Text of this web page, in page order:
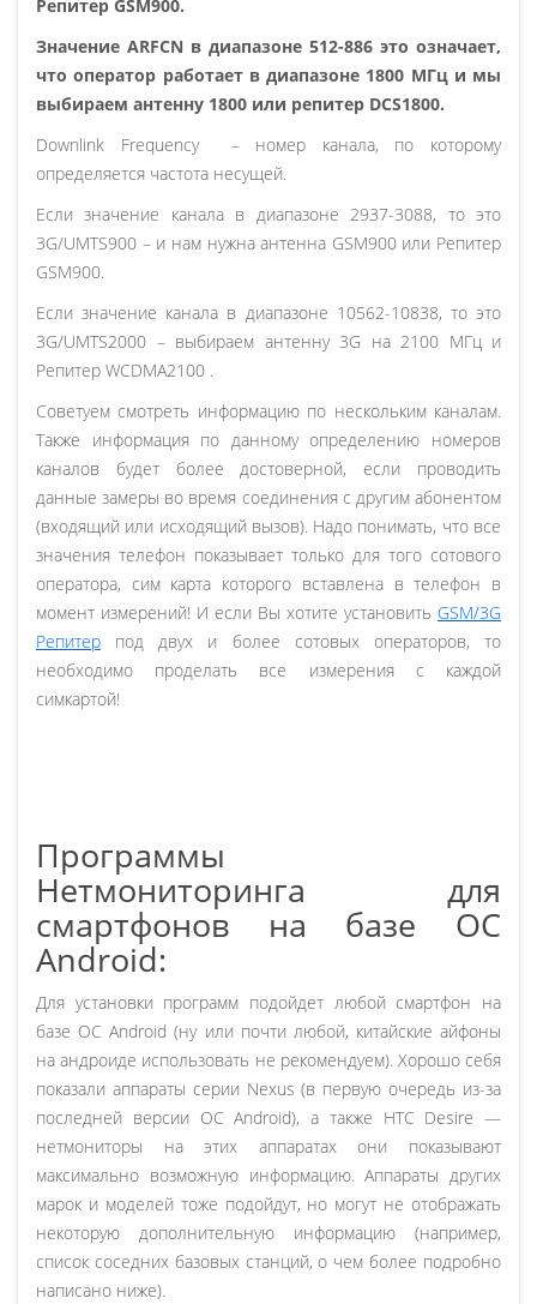
Репитер GSM900.
Значение ARFCN в диапазоне 512-886 это означает,
что оператор работает в диапазоне 1800 МГц и мы
выбираем антенну 1800 или репитер DCS1800.
Downlink Frequency – номер канала, по которому
определяется частота несущей.
Если значение канала в диапазоне 2937-3088, то это
3G/UMTS900 – и нам нужна антенна GSM900 или Репитер
GSM900.
Если значение канала в диапазоне 10562-10838, то это
3G/UMTS2000 – выбираем антенну 3G на 2100 МГц и
Репитер WCDMA2100 .
Советуем смотреть информацию по нескольким каналам.
Также информация по данному определению номеров
каналов будет более достоверной, если проводить
данные замеры во время соединения с другим абонентом
(входящий или исходящий вызов). Надо понимать, что все
значения телефон показывает только для того сотового
оператора, сим карта которого вставлена в телефон в
момент измерений! И если Вы хотите установить GSM/3G
Pепитер под двух и более сотовых операторов, то
необходимо проделать все измерения с каждой
симкартой!
Программы
Нетмониторинга для
смартфонов на базе ОС
Android:
Для установки программ подойдет любой смартфон на
базе ОС Android (ну или почти любой, китайские айфоны
на андроиде использовать не рекомендуем). Хорошо себя
показали аппараты серии Nexus (в первую очередь из-за
последней версии ОС Android), а также HTC Desire —
нетмониторы на этих аппаратах они показывают
максимально возможную информацию. Аппараты других
марок и моделей тоже подойдут, но могут не отображать
некоторую дополнительную информацию (например,
список соседних базовых станций, о чем более подробно
написано ниже).